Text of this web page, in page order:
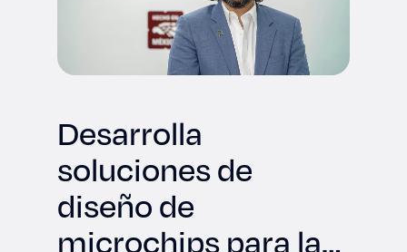
Desarrolla
soluciones de
diseño de
microchips para la